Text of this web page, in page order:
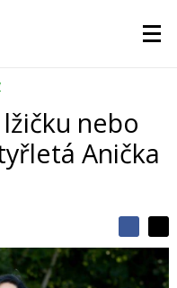
nebo
Anička
S
d
S
d
l